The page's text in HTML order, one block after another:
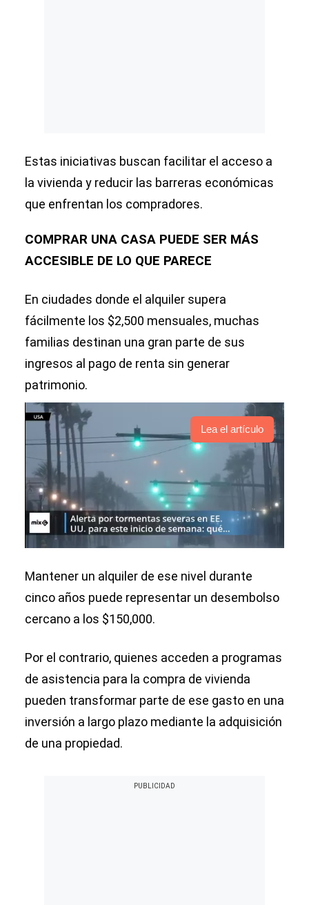
Estas iniciativas buscan facilitar el acceso a
la vivienda y reducir las barreras económicas
que enfrentan los compradores.
COMPRAR UNA CASA PUEDE SER MÁS
ACCESIBLE DE LO QUE PARECE
En ciudades donde el alquiler supera
fácilmente los $2,500 mensuales, muchas
familias destinan una gran parte de sus
ingresos al pago de renta sin generar
patrimonio.
Lea el artículo
Mantener un alquiler de ese nivel durante
cinco años puede representar un desembolso
cercano a los $150,000.
Por el contrario, quienes acceden a programas
de asistencia para la compra de vivienda
pueden transformar parte de ese gasto en una
inversión a largo plazo mediante la adquisición
de una propiedad.